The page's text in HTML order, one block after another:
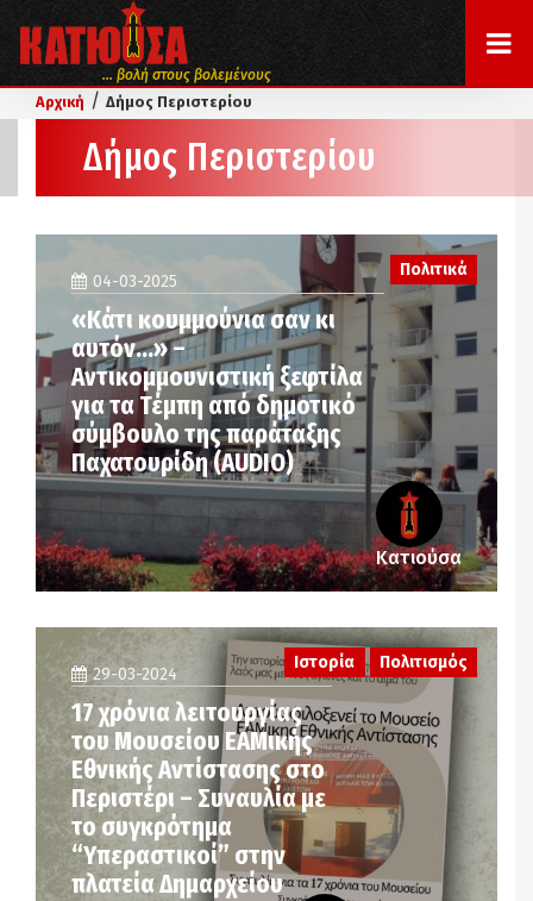
... βολή στους βολεμένους
Αρχική / Δήμος Περιστερίου
Δήμος Περιστερίου
Πολιτικά
04-03-2025
«Κάτι κουμμούνια σαν κι
αυτόν…» –
Aντικομμουνιστική ξεφτίλα
για τα Τέμπη από δημοτικό
σύμβουλο της παράταξης
Παχατουρίδη (AUDIO)
Κατιούσα
29-03-2024
17 χρόνια λειτουργίας
του Μουσείου ΕΑΜικής
Εθνικής Αντίστασης στο
Περιστέρι – Συναυλία με
το συγκρότημα
“Υπεραστικοί” στην
πλατεία Δημαρχείου
Ιστορία Πολιτισμός